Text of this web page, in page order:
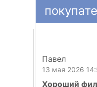
Павел
13 мая 2026
Хороший